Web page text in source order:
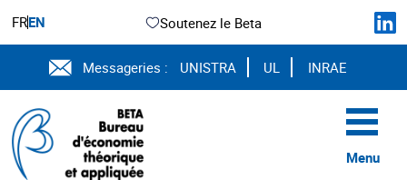
FREN Soutenez le Beta
Messageries : UNISTRA UL INRAE
Menu